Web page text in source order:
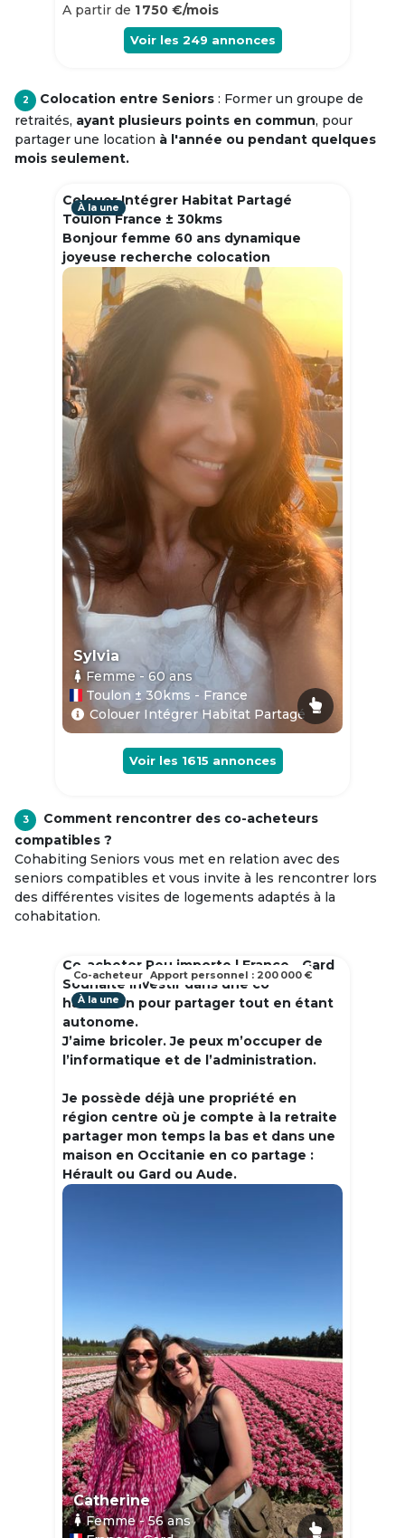
A partir de 1 750 €/mois
Voir les 249 annonces
2 Colocation entre Seniors : Former un groupe de
retraités, ayant plusieurs points en commun, pour
partager une location à l'année ou pendant quelques
mois seulement.
Colouer Intégrer Habitat Partagé
Toulon France ± 30kms
Bonjour femme 60 ans dynamique
joyeuse recherche colocation
À la une
Sylvia
Femme - 60ans
Toulon ± 30kms - France
Colouer Intégrer Habitat Partagé
Voir les 1615 annonces
3
Comment rencontrer des co-acheteurs
compatibles ?
Cohabiting Seniors vous met en relation avec des
seniors compatibles et vous invite à les rencontrer lors
des différentes visites de logements adaptés à la
cohabitation.
Co-acheter Peu importe | France - Gard
Souhaite investir dans une co
habitation pour partager tout en étant
autonome.
J’aime bricoler. Je peux m’occuper de
l’informatique et de l’administration.
Je possède déjà une propriété en
région centre où je compte à la retraite
partager mon temps la bas et dans une
maison en Occitanie en co partage :
Hérault ou Gard ou Aude.
À la une
Catherine
Femme- 56ans
Co-acheteur Apport personnel : 200 000 €